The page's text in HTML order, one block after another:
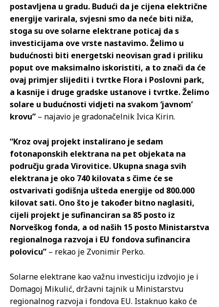
postavljena u gradu. Budući da je cijena električne
energije varirala, svjesni smo da neće biti niža,
stoga su ove solarne elektrane poticaj da s
investicijama ove vrste nastavimo. Želimo u
budućnosti biti energetski neovisan grad i priliku
poput ove maksimalno iskoristiti, a to znači da će
ovaj primjer slijediti i tvrtke Flora i Poslovni park,
a kasnije i druge gradske ustanove i tvrtke. Želimo
solare u budućnosti vidjeti na svakom ‘javnom’
krovu” – najavio je gradonačelnik Ivica Kirin.
“Kroz ovaj projekt instalirano je sedam
fotonaponskih elektrana na pet objekata na
području grada Virovitice. Ukupna snaga svih
elektrana je oko 740 kilovata s čime će se
ostvarivati godišnja ušteda energije od 800.000
kilovat sati. Ono što je također bitno naglasiti,
cijeli projekt je sufinanciran sa 85 posto iz
Norveškog fonda, a od naših 15 posto Ministarstva
regionalnoga razvoja i EU fondova sufinancira
polovicu” – rekao je Zvonimir Perko.
Solarne elektrane kao važnu investiciju izdvojio je i
Domagoj Mikulić, državni tajnik u Ministarstvu
regionalnog razvoja i fondova EU. Istaknuo kako će